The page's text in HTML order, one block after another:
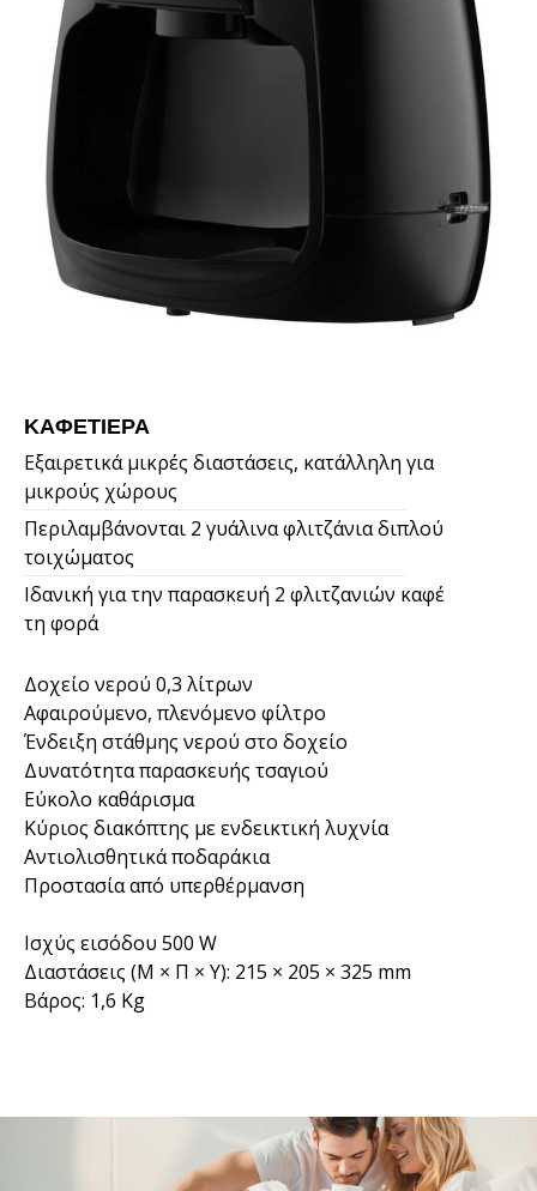
ΚΑΦΕΤΙΈΡΑ
Εξαιρετικά μικρές διαστάσεις, κατάλληλη για
μικρούς χώρους
Περιλαμβάνονται 2 γυάλινα φλιτζάνια διπλού
τοιχώματος
Ιδανική για την παρασκευή 2 φλιτζανιών καφέ
τη φορά
Δοχείο νερού 0,3 λίτρων
Αφαιρούμενο, πλενόμενο φίλτρο
Ένδειξη στάθμης νερού στο δοχείο
Δυνατότητα παρασκευής τσαγιού
Εύκολο καθάρισμα
Κύριος διακόπτης με ενδεικτική λυχνία
Αντιολισθητικά ποδαράκια
Προστασία από υπερθέρμανση
Ισχύς εισόδου 500 W
Διαστάσεις (Μ × Π × Υ): 215 × 205 × 325 mm
Βάρος: 1,6 Kg